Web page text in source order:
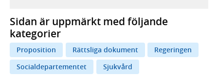
Sidan är uppmärkt med följande
kategorier
Proposition Rättsliga dokument
Regeringen
Socialdepartementet
Sjukvård